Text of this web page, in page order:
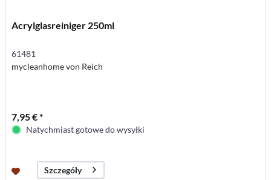
Acrylglasreiniger 250ml
61481
mycleanhome von Reich
7,95 € *
Natychmiast gotowe do wysyłki
Szczegóły